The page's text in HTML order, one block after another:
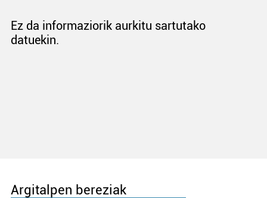
Ez da informaziorik aurkitu sartutako
datuekin.
Argitalpen bereziak